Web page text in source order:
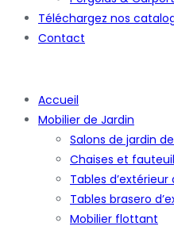
Téléchargez nos
Contact
Accueil
Mobilier de Jardin
Salons de jardin
Chaises et
Tables d’extérieur
Tables brasero
Mobilier flottant